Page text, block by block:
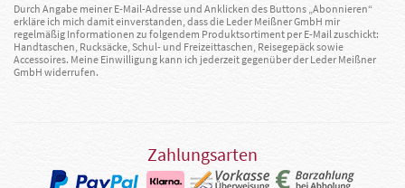
Durch Angabe meiner E-Mail-Adresse und Anklicken des Buttons „Abonnieren“
erkläre ich mich damit einverstanden, dass die Leder Meißner GmbH mir
regelmäßig Informationen zu folgendem Produktsortiment per E-Mail zuschickt:
Handtaschen, Rucksäcke, Schul- und Freizeittaschen, Reisegepäck sowie
Accessoires. Meine Einwilligung kann ich jederzeit gegenüber der Leder Meißner
GmbH widerrufen.
Zahlungsarten